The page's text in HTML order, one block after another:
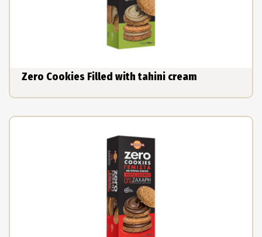
Zero Cookies Filled with tahini cream